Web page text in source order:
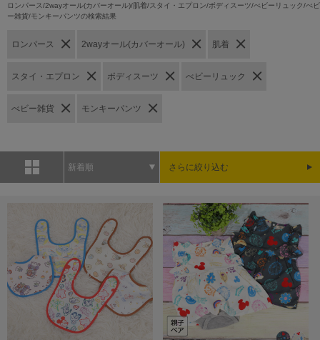
ロンパース/2wayオール(カバーオール)/肌着/スタイ・エプロン/ボディスーツ/べビーリュック/べビ
ー雑貨/モンキーパンツの検索結果
ロンパース 2wayオール(カバーオール) 肌着
スタイ・エプロン ボディスーツ べビーリュック
べビー雑貨 モンキーパンツ
新着順 さらに絞り込む